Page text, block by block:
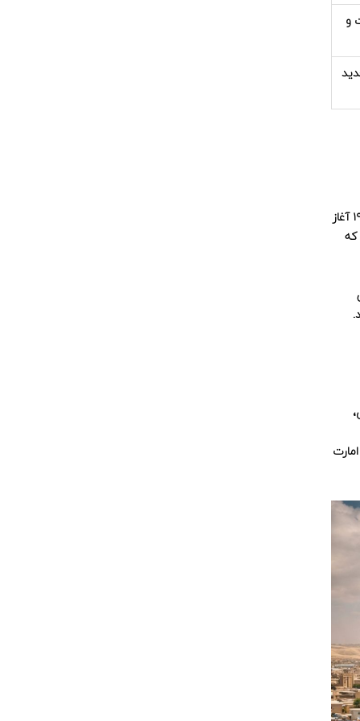
و
یکی از نقاطی که شتاب را عوض کرد، تبدیل کردن خرید و رویداد به «محصول گردشگری» بود. مثلاً در منابع معتبر آمده که جشنواره خرید دبی در ۱۹۹۶ آغاز
که